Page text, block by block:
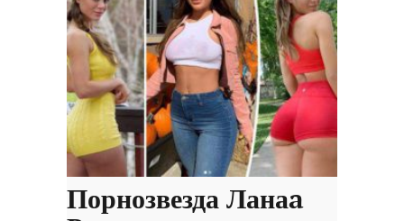
Порнозвезда Ланаa